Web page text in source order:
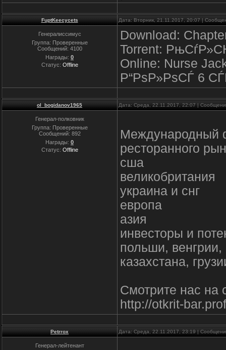
FuptKeecycets Дата: Вторник, 21.11.2017, 20:07 |
Генералиссимус
Группа: Проверенные
Сообщений: 4100
Награды: 0
Статус: Offline
Download:
Torrent:
Online: Nurse
Р“РѕР»РѕСЃ 6
ol_bogidanov1965 Дата: Среда, 22.11.2017, 22:07 |
Генерал-полковник
Группа: Проверенные
Сообщений: 892
Награды: 0
Статус: Offline
Международный
ресторанного
сша
великобритания
украина и снг
европа
азия
инвесторы и
польши,
казахстана,
Смотрите нас на
http://otkrit-
Petrrox Дата: Среда, 22.11.2017, 23:19 |
Генерал-лейтенант